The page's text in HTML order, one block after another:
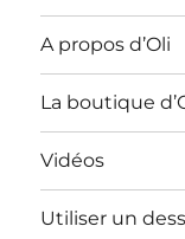
A propos d’Oli
La boutique
Vidéos
Utiliser un